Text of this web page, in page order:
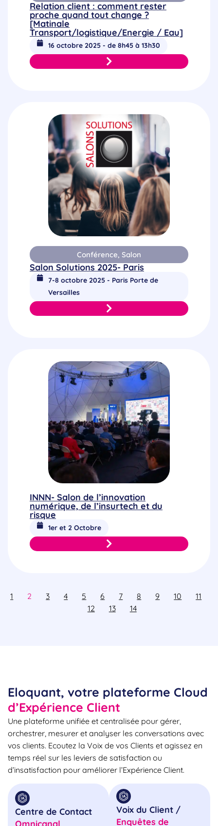
Relation client : comment rester
proche quand tout change ?
[Matinale
Transport/logistique/Energie / Eau]
16 octobre 2025 - de 8h45 à 13h30
Conférence, Salon
Salon Solutions 2025- Paris
7-8 octobre 2025 - Paris Porte de
Versailles
INNN- Salon de l’innovation
numérique, de l’insurtech et du
risque
1er et 2 Octobre
1 2 3 4 5 6 7 8 9 10
11
12
13 14
Eloquant, votre plateforme Cloud
d’Expérience Client
Une plateforme unifiée et centralisée pour gérer,
orchestrer, mesurer et analyser les conversations avec
vos clients. Ecoutez la Voix de vos Clients et agissez en
temps réel sur les leviers de satisfaction ou
d’insatisfaction pour améliorer l’Expérience Client.
Centre de Contact
Omnicanal
Voix du Client /
Enquêtes de